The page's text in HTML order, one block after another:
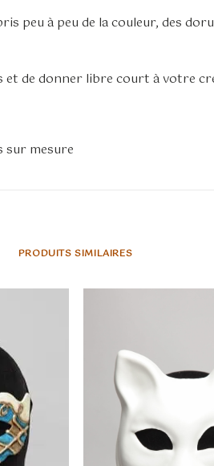
peu à peu de la couleur, des
et de donner libre court à votre
sur mesure
PRODUITS SIMILAIRES